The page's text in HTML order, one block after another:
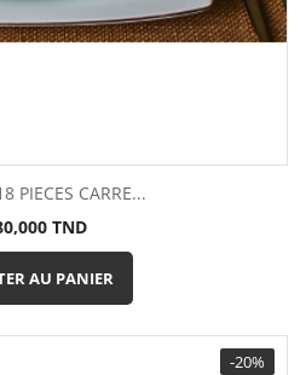
PIECES CARRE...
TND
AU PANIER
-20%